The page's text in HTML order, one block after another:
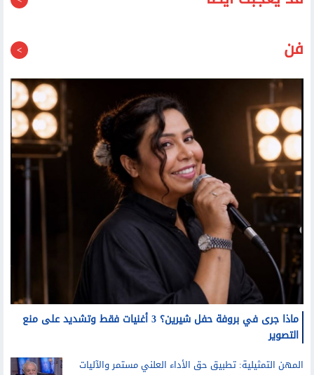
فن
ماذا جرى في بروفة حفل شيرين؟ 3 أغنيات فقط وتشديد على منع
التصوير
في مراحلها النهائية